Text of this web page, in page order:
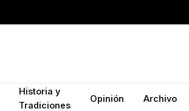
Historia y
Tradiciones
Opinión Archivo